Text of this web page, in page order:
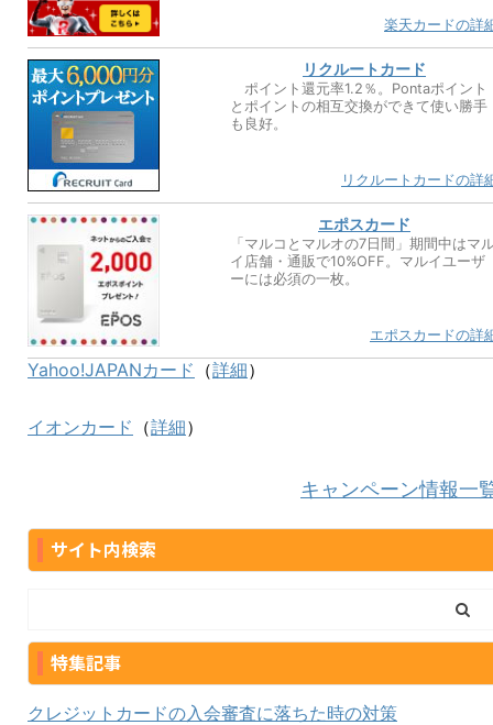
楽天カードの詳
リクルートカード
ポイント還元率1.2％。Pontaポイント
とポイントの相互交換ができて使い勝手
も良好。
リクルートカードの詳
エポスカード
「マルコとマルオの7日間」期間中はマ
イ店舗・通販で10%OFF。マルイユーザ
ーには必須の一枚。
エポスカードの詳
Yahoo!JAPANカード （詳細）
イオンカード （詳細）
キャンペーン情報一
サイト内検索
特集記事
クレジットカードの入会審査に落ちた時の対策